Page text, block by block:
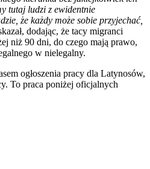
tutaj ludzi z ewidentnie
że każdy może sobie przyjechać,
dodając, że tacy migranci
niż 90 dni, do czego mają prawo,
w nielegalny.
ogłoszenia pracy dla Latynosów,
To praca poniżej oficjalnych